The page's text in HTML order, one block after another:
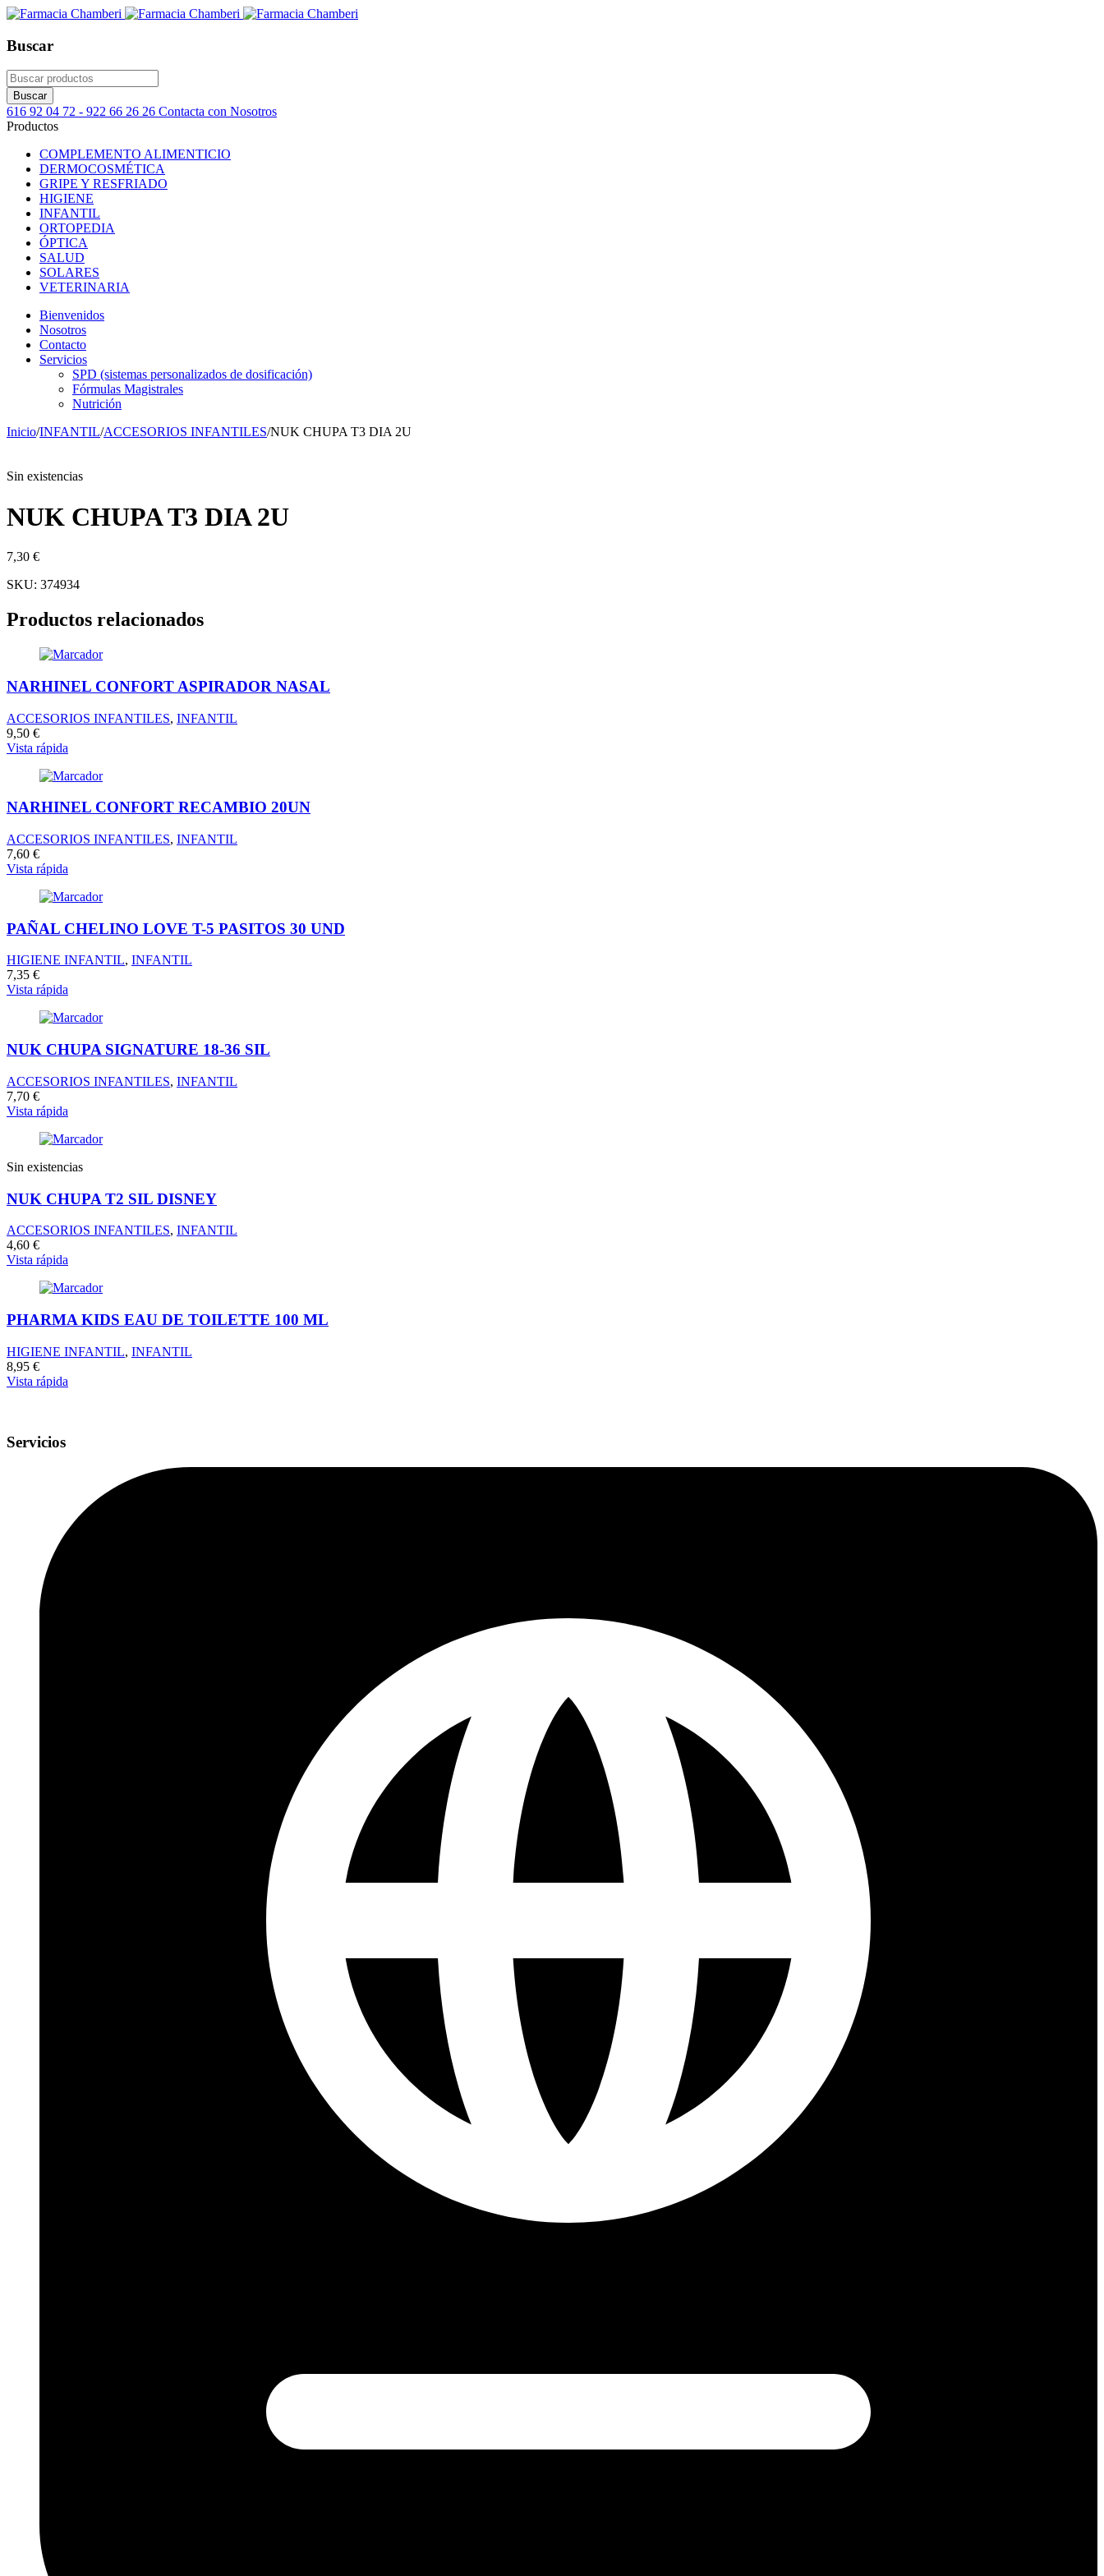
Buscar
616 92 04 72 - 922 66 26 26 Contacta con Nosotros
Productos
COMPLEMENTO ALIMENTICIO
DERMOCOSMÉTICA
GRIPE Y RESFRIADO
HIGIENE
INFANTIL
ORTOPEDIA
ÓPTICA
SALUD
SOLARES
VETERINARIA
Bienvenidos
Nosotros
Contacto
Servicios
SPD (sistemas personalizados de dosificación)
Fórmulas Magistrales
Nutrición
Inicio/INFANTIL/ACCESORIOS INFANTILES/NUK CHUPA T3 DIA 2U
Sin existencias
NUK CHUPA T3 DIA 2U
7,30 €
SKU: 374934
Productos relacionados
NARHINEL CONFORT ASPIRADOR NASAL
ACCESORIOS INFANTILES, INFANTIL
9,50 €
Vista rápida
NARHINEL CONFORT RECAMBIO 20UN
ACCESORIOS INFANTILES, INFANTIL
7,60 €
Vista rápida
PAÑAL CHELINO LOVE T-5 PASITOS 30 UND
HIGIENE INFANTIL, INFANTIL
7,35 €
Vista rápida
NUK CHUPA SIGNATURE 18-36 SIL
ACCESORIOS INFANTILES, INFANTIL
7,70 €
Vista rápida
Sin existencias
NUK CHUPA T2 SIL DISNEY
ACCESORIOS INFANTILES, INFANTIL
4,60 €
Vista rápida
PHARMA KIDS EAU DE TOILETTE 100 ML
HIGIENE INFANTIL, INFANTIL
8,95 €
Vista rápida
Servicios